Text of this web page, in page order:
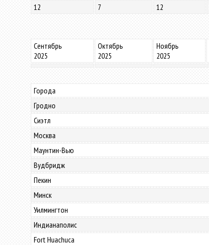
12
7 12
Сентябрь
2025
Октябрь
2025
Ноябрь
2025
Города
Гродно
Сиэтл
Москва
Маунтин-Вью
Вудбридж
Пекин
Минск
Уилмингтон
Индианаполис
Fort Huachuca